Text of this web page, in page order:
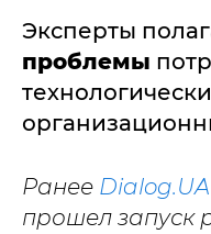
Эксперты
проблемы
Ранее Dialog.UA
прошел запуск